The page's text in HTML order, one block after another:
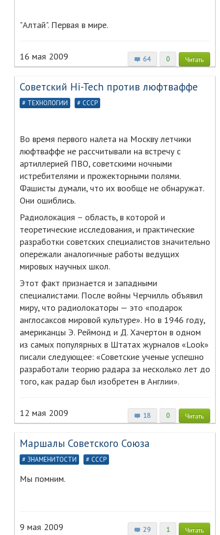
"Алтай". Первая в мире.
64 0 Читать
16 мая 2009
Советский Hi-Tech против люфтваффе
ТЕХНОЛОГИИ СССР
Во время первого налета на Москву летчики
люфтваффе не рассчитывали на встречу с
артиллерией ПВО, советскими ночными
истребителями и прожекторными полями.
Фашисты думали, что их вообще не обнаружат.
Они ошиблись.
Радиолокация – область, в которой и
теоретические исследования, и практические
разработки советских специалистов значительно
опережали аналогичные работы ведущих
мировых научных школ.
Этот факт признается и западными
специалистами. После войны Черчилль объявил
миру, что радиолокаторы — это «подарок
англосаксов мировой культуре». Но в 1946 году,
американцы Э. Реймонд и Д. Хачертон в одном
из самых популярных в Штатах журналов «Look»
писали следующее: «Советские ученые успешно
разработали теорию радара за несколько лет до
того, как радар был изобретен в Англии».
18 0 Читать
12 мая 2009
Маршалы Советского Союза
ЗНАМЕНИТОСТИ СССР
Мы помним.
29 1 Читать
9 мая 2009